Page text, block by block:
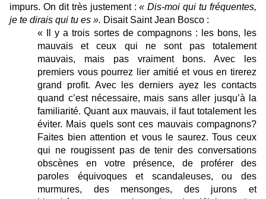
impurs. On dit très justement :« Dis-moi qui tu fréquentes,
je te dirais qui tu es ». Disait Saint Jean Bosco :
« Il y a trois sortes de compagnons : les bons, les
mauvais et ceux qui ne sont pas totalement
mauvais, mais pas vraiment bons. Avec les
premiers vous pourrez lier amitié et vous en tirerez
grand profit. Avec les derniers ayez les contacts
quand c’est nécessaire, mais sans aller jusqu’à la
familiarité. Quant aux mauvais, il faut totalement les
éviter. Mais quels sont ces mauvais compagnons?
Faites bien attention et vous le saurez. Tous ceux
qui ne rougissent pas de tenir des conversations
obscènes en votre présence, de proférer des
paroles équivoques et scandaleuses, ou des
murmures, des mensonges, des jurons et